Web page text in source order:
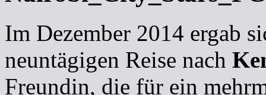
Im Dezember 2014 ergab
neuntägigen Reise nach
Freundin, die für ein